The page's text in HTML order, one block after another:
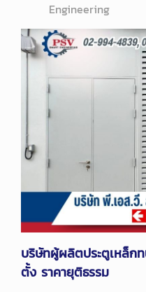
Engineering
บริษัทผู้ผลิตประตูเหล็ก
ตั้ง ราคายุติธรรม